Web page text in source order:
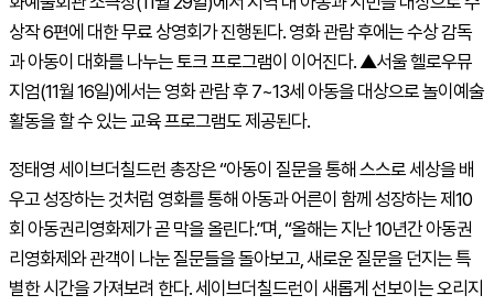
상작 6편에 대한 무료 상영회가 진행된다. 영화 관람 후에는 수상 감독
과 아동이 대화를 나누는 토크 프로그램이 이어진다. ▲서울 헬로우뮤
지엄(11월 16일)에서는 영화 관람 후 7~13세 아동을 대상으로 놀이예술
활동을 할 수 있는 교육 프로그램도 제공된다.
정태영 세이브더칠드런 총장은 “아동이 질문을 통해 스스로 세상을 배
우고 성장하는 것처럼 영화를 통해 아동과 어른이 함께 성장하는 제10
회 아동권리영화제가 곧 막을 올린다.”며, “올해는 지난 10년간 아동권
리영화제와 관객이 나눈 질문들을 돌아보고, 새로운 질문을 던지는 특
별한 시간을 가져보려 한다. 세이브더칠드런이 새롭게 선보이는 오리지